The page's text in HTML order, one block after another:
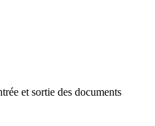
et sortie des documents